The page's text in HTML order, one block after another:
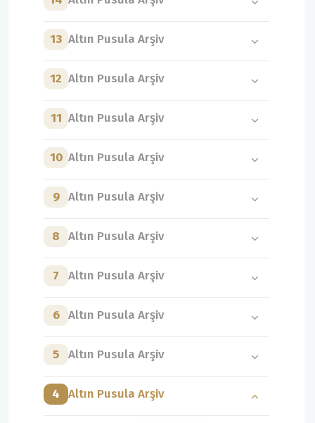
13 Altın Pusula Arşiv
12 Altın Pusula Arşiv
11 Altın Pusula Arşiv
10 Altın Pusula Arşiv
9 Altın Pusula Arşiv
8 Altın Pusula Arşiv
7 Altın Pusula Arşiv
6 Altın Pusula Arşiv
5 Altın Pusula Arşiv
4 Altın Pusula Arşiv